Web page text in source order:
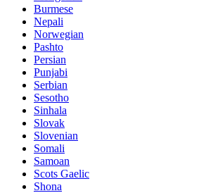
Burmese
Nepali
Norwegian
Pashto
Persian
Punjabi
Serbian
Sesotho
Sinhala
Slovak
Slovenian
Somali
Samoan
Scots Gaelic
Shona